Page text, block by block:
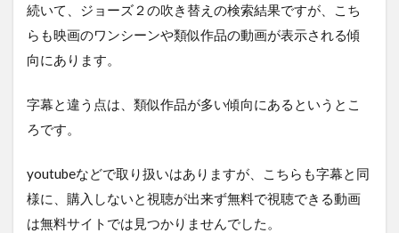
続いて、ジョーズ２の吹き替えの検索結果ですが、こち
らも映画のワンシーンや類似作品の動画が表示される傾
向にあります。
字幕と違う点は、類似作品が多い傾向にあるというとこ
ろです。
youtubeなどで取り扱いはありますが、こちらも字幕と同
様に、購入しないと視聴が出来ず無料で視聴できる動画
は無料サイトでは見つかりませんでした。